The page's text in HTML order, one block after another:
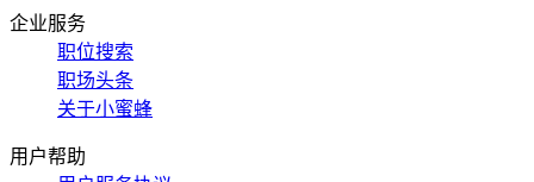
企业服务
职位搜索
职场头条
关于小蜜蜂
用户帮助